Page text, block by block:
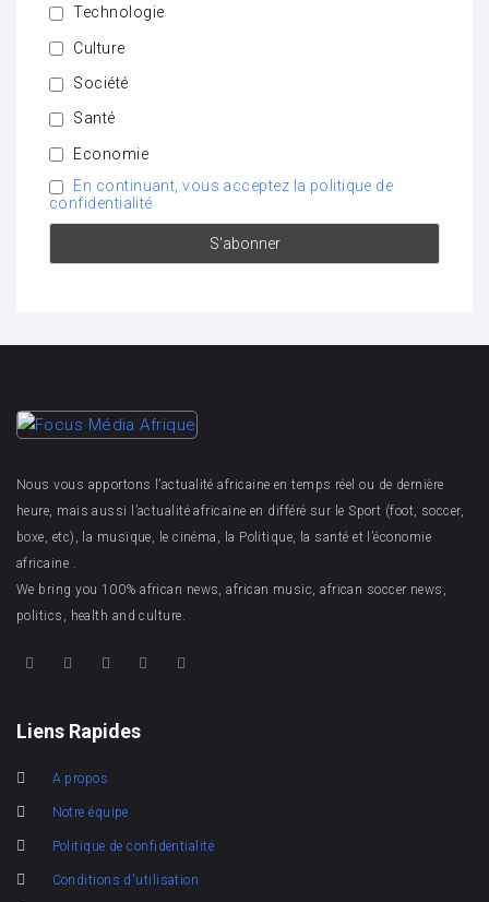
Technologie
Culture
Société
Santé
Economie
En continuant, vous acceptez la politique de
confidentialité
Nous vous apportons l’actualité africaine en temps réel ou de dernière
heure, mais aussi l’actualité africaine en différé sur le Sport (foot, soccer,
boxe, etc), la musique, le cinéma, la Politique, la santé et l’économie
africaine .
We bring you 100% african news, african music, african soccer news,
politics, health and culture.
Liens Rapides
A propos
Notre équipe
Politique de confidentialité
Conditions d'utilisation